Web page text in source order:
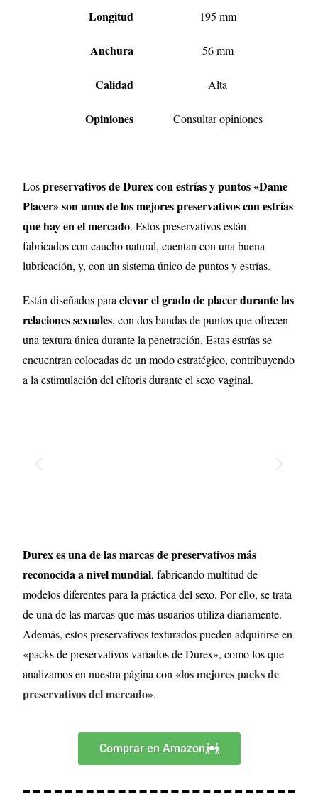
Longitud 195 mm
Anchura 56 mm
Calidad Alta
Opiniones Consultar opiniones
Lospreservativos de Durex con estrías y puntos «Dame
Placer» son unos de los mejores preservativos con estrías
que hay en el mercado. Estos preservativos están
fabricados con caucho natural, cuentan con una buena
lubricación, y, con un sistema único de puntos y estrías.
Están diseñados para elevar el grado de placer durante las
relaciones sexuales, con dos bandas de puntos que ofrecen
una textura única durante la penetración. Estas estrías se
encuentran colocadas de un modo estratégico, contribuyendo
a la estimulación del clítoris durante el sexo vaginal.
Durex es una de las marcas de preservativos más
reconocida a nivel mundial, fabricando multitud de
modelos diferentes para la práctica del sexo. Por ello, se trata
de una de las marcas que más usuarios utiliza diariamente.
Además, estos preservativos texturados pueden adquirirse en
«packs de preservativos variados de Durex», como los que
analizamos en nuestra página con«los mejores packs de
preservativos del mercado».
Comprar en Amazon